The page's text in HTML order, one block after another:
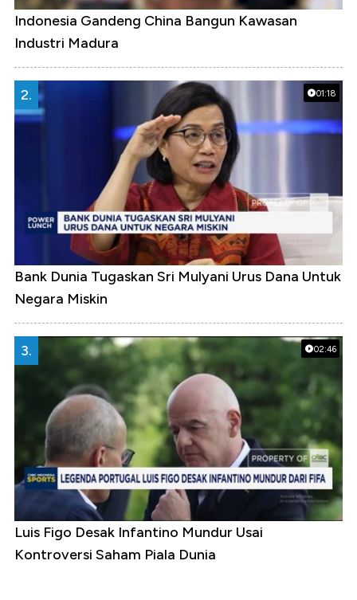
Indonesia Gandeng China Bangun Kawasan
Industri Madura
01:18
2.
Bank Dunia Tugaskan Sri Mulyani Urus Dana Untuk
Negara Miskin
02:46
3.
Luis Figo Desak Infantino Mundur Usai
Kontroversi Saham Piala Dunia